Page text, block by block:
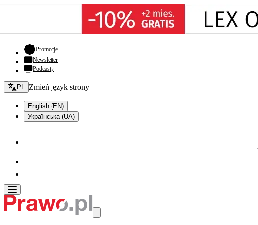
Promocje- otwiera się w nowej karcie
Newsletter
Podcasty
Zmień język - bieżący:
PL Zmień język strony
English (EN)
Українська (UA)